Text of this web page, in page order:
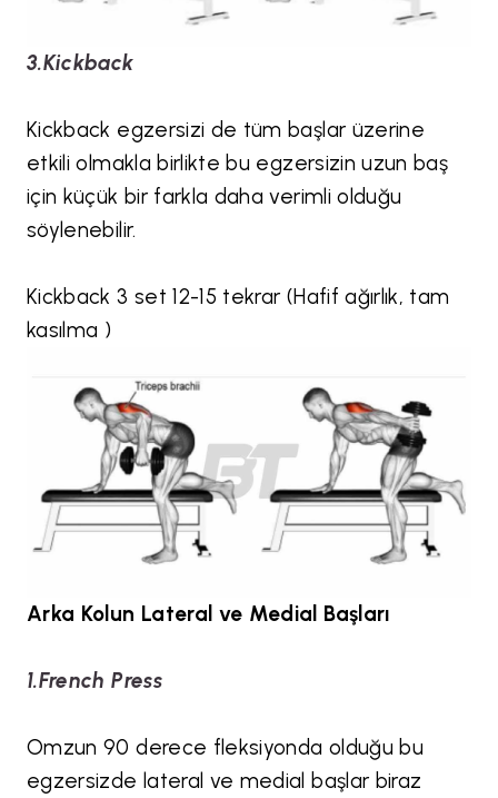
3.Kickback
Kickback egzersizi de tüm başlar üzerine
etkili olmakla birlikte bu egzersizin uzun baş
için küçük bir farkla daha verimli olduğu
söylenebilir.
Kickback 3 set 12-15 tekrar (Hafif ağırlık, tam
kasılma )
Arka Kolun Lateral ve Medial Başları
1.French Press
Omzun 90 derece fleksiyonda olduğu bu
egzersizde lateral ve medial başlar biraz